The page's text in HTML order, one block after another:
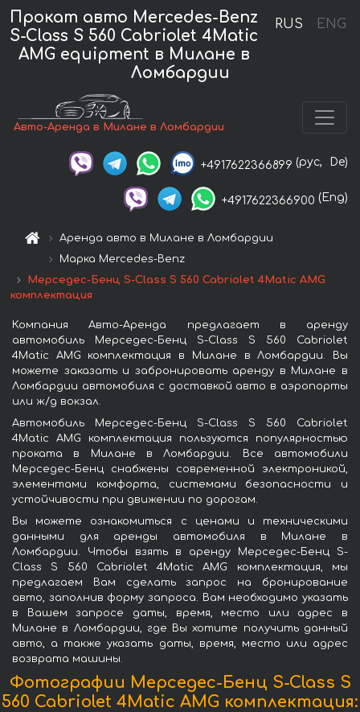
RUS ENG
Прокат авто Mercedes-Benz
S-Class S 560 Cabriolet 4Matic
AMG equipment в Милане в
Ломбардии
Авто-Аренда в Милане в Ломбардии
+4917622366899 (рус, De)
+4917622366900 (Eng)
Аренда авто в Милане в Ломбардии
Марка Mercedes-Benz
Мерседес-Бенц S-Class S 560 Cabriolet 4Matic AMG
комплектация
Компания Авто-Аренда предлагает в аренду
автомобиль Мерседес-Бенц S-Class S 560 Cabriolet
4Matic AMG комплектация в Милане в Ломбардии. Вы
можете заказать и забронировать аренду в Милане в
Ломбардии автомобиля с доставкой авто в аэропорты
или ж/д вокзал.
Автомобиль Мерседес-Бенц S-Class S 560 Cabriolet
4Matic AMG комплектация пользуются популярностью
проката в Милане в Ломбардии. Все автомобили
Мерседес-Бенц снабжены современной электроникой,
элементами комфорта, системами безопасности и
устойчивости при движении по дорогам.
Вы можете ознакомиться с ценами и техническими
данными для аренды автомобиля в Милане в
Ломбардии. Чтобы взять в аренду Мерседес-Бенц S-
Class S 560 Cabriolet 4Matic AMG комплектация, мы
предлагаем Вам сделать запрос на бронирование
авто, заполнив форму запроса. Вам необходимо указать
в Вашем запросе даты, время, место или адрес в
Милане в Ломбардии, где Вы хотите получить данный
авто, а также указать даты, время, место или адрес
возврата машины.
Фотографии Мерседес-Бенц S-Class S
560 Cabriolet 4Matic AMG комплектация: